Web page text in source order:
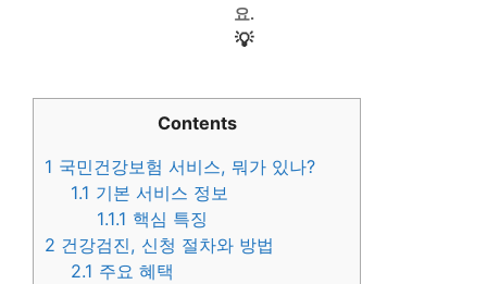
요.
💡
Contents
1 국민건강보험 서비스, 뭐가 있나?
1.1 기본 서비스 정보
1.1.1 핵심 특징
2 건강검진, 신청 절차와 방법
2.1 주요 혜택